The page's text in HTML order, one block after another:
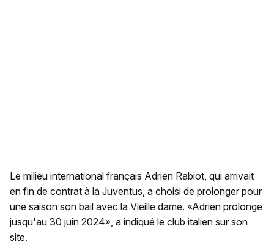
Le milieu international français Adrien Rabiot, qui arrivait
en fin de contrat à la Juventus, a choisi de prolonger pour
une saison son bail avec la Vieille dame. «Adrien prolonge
jusqu'au 30 juin 2024», a indiqué le club italien sur son
site.